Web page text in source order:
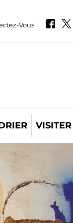
Vous
VISITER